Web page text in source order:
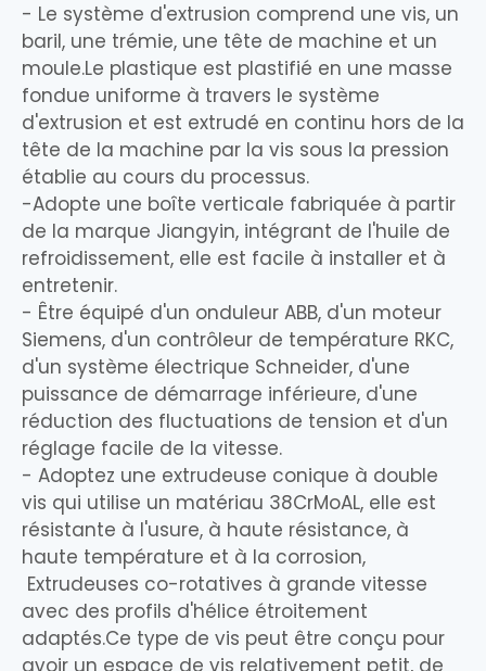
- Le système d'extrusion comprend une vis, un
baril, une trémie, une tête de machine et un
moule.Le plastique est plastifié en une masse
fondue uniforme à travers le système
d'extrusion et est extrudé en continu hors de la
tête de la machine par la vis sous la pression
établie au cours du processus.
-Adopte une boîte verticale fabriquée à partir
de la marque Jiangyin, intégrant de l'huile de
refroidissement, elle est facile à installer et à
entretenir.
- Être équipé d'un onduleur ABB, d'un moteur
Siemens, d'un contrôleur de température RKC,
d'un système électrique Schneider, d'une
puissance de démarrage inférieure, d'une
réduction des fluctuations de tension et d'un
réglage facile de la vitesse.
- Adoptez une extrudeuse conique à double
vis qui utilise un matériau 38CrMoAL, elle est
résistante à l'usure, à haute résistance, à
haute température et à la corrosion,
Extrudeuses co-rotatives à grande vitesse
avec des profils d'hélice étroitement
adaptés.Ce type de vis peut être conçu pour
avoir un espace de vis relativement petit, de